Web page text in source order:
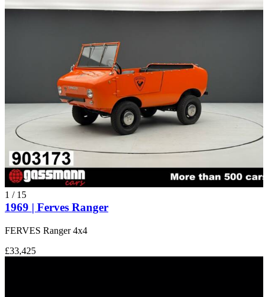
1 / 15
1969 | Ferves Ranger
FERVES Ranger 4x4
£33,425